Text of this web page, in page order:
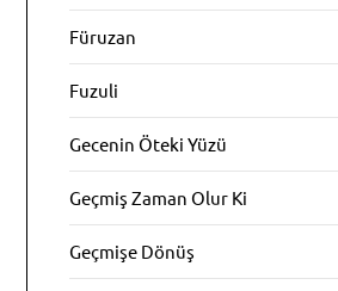
Füruzan
Fuzuli
Gecenin Öteki Yüzü
Geçmiş Zaman Olur Ki
Geçmişe Dönüş